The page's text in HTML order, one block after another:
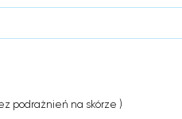
podrażnień na skórze )